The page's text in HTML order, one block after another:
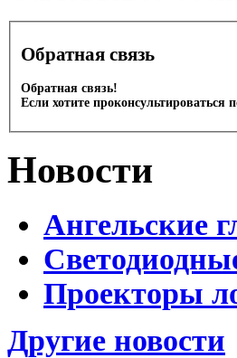
Обратная связь
Обратная связь!
Если хотите
Новости
Ангельские
Проекторы
Другие новости